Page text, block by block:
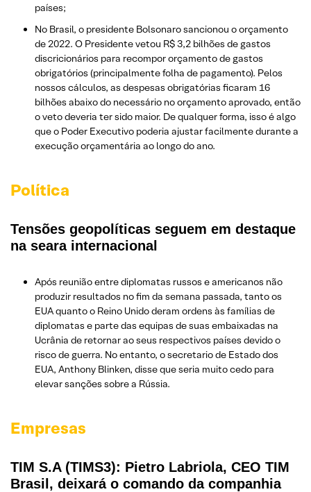
países;
No Brasil, o presidente Bolsonaro sancionou o orçamento
de 2022. O Presidente vetou R$ 3,2 bilhões de gastos
discricionários para recompor orçamento de gastos
obrigatórios (principalmente folha de pagamento). Pelos
nossos cálculos, as despesas obrigatórias ficaram 16
bilhões abaixo do necessário no orçamento aprovado, então
o veto deveria ter sido maior. De qualquer forma, isso é algo
que o Poder Executivo poderia ajustar facilmente durante a
execução orçamentária ao longo do ano.
Política
Tensões geopolíticas seguem em destaque
na seara internacional
Após reunião entre diplomatas russos e americanos não
produzir resultados no fim da semana passada, tanto os
EUA quanto o Reino Unido deram ordens às famílias de
diplomatas e parte das equipas de suas embaixadas na
Ucrânia de retornar ao seus respectivos países devido o
risco de guerra. No entanto, o secretario de Estado dos
EUA, Anthony Blinken, disse que seria muito cedo para
elevar sanções sobre a Rússia.
Empresas
TIM S.A (TIMS3): Pietro Labriola, CEO TIM
Brasil, deixará o comando da companhia